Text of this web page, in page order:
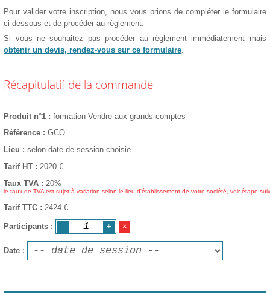
Pour valider votre inscription, nous vous prions de compléter le formulaire
ci-dessous et de procéder au règlement.
Si vous ne souhaitez pas procéder au règlement immédiatement mais
obtenir un devis, rendez-vous sur ce formulaire
Récapitulatif de la commande
Produit n°1
formation Vendre aux grands comptes
Référence
GCO
Lieu
selon date de session choisie
Tarif HT
2020 €
Taux TVA
20%
le taux de TVA est sujet à variation selon le lieu d'établissement de votre société, voir étape
Tarif TTC 2424 €
Participants
Date